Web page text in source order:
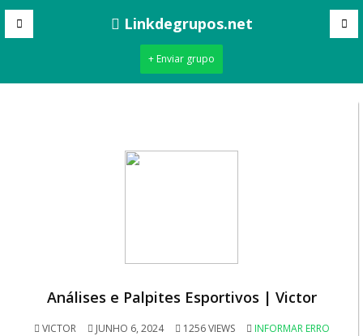
Linkdegrupos.net
+ Enviar grupo
Análises e Palpites Esportivos | Victor
VICTOR JUNHO 6, 2024 1256 VIEWS INFORMAR ERRO